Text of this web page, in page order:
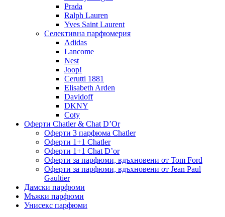
Prada
Ralph Lauren
Yves Saint Laurent
Селективна парфюмерия
Adidas
Lancome
Nest
Joop!
Cerutti 1881
Elisabeth Arden
Davidoff
DKNY
Coty
Оферти Chatler & Chat D’Or
Оферти 3 парфюма Chatler
Оферти 1+1 Chatler
Оферти 1+1 Chat D’or
Оферти за парфюми, вдъхновени от Tom Ford
Оферти за парфюми, вдъхновени от Jean Paul
Gaultier
Дамски парфюми
Мъжки парфюми
Унисекс парфюми